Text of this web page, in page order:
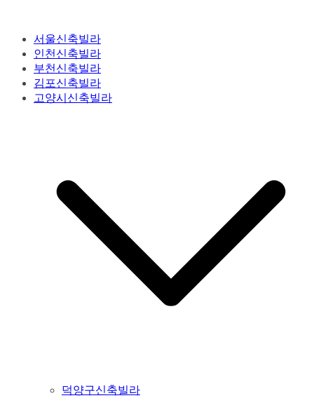
서울신축빌라
인천신축빌라
부천신축빌라
김포신축빌라
고양시신축빌라
덕양구신축빌라